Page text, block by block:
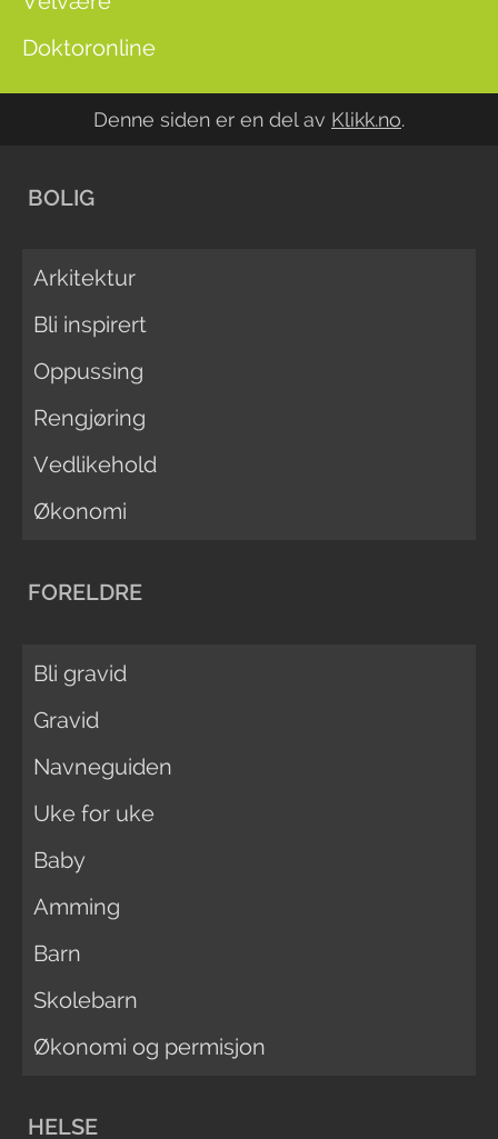
Doktoronline
Denne siden er en del av Klikk.no.
BOLIG
Arkitektur
Bli inspirert
Oppussing
Rengjøring
Vedlikehold
Økonomi
FORELDRE
Bli gravid
Gravid
Navneguiden
Uke for uke
Baby
Amming
Barn
Skolebarn
Økonomi og permisjon
HELSE